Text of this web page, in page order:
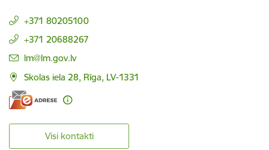
+371 80205100
+371 20688267
E-pasts:
lm@lm.gov.lv
Skolas iela 28, Rīga, LV-1331
Visi kontakti